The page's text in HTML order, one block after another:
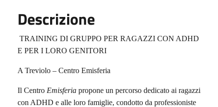
Descrizione
TRAINING DI GRUPPO PER RAGAZZI CON ADHD
E PER I LORO GENITORI
A Treviolo – Centro Emisferia
Il Centro Emisferia propone un percorso dedicato ai ragazzi
con ADHD e alle loro famiglie, condotto da professioniste